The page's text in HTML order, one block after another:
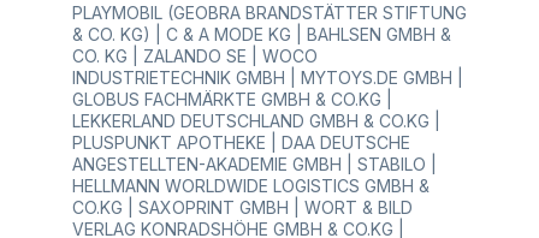
PLAYMOBIL (GEOBRA BRANDSTÄTTER STIFTUNG
& CO. KG) | C & A MODE KG | BAHLSEN GMBH &
CO. KG | ZALANDO SE | WOCO
INDUSTRIETECHNIK GMBH | MYTOYS.DE GMBH |
GLOBUS FACHMÄRKTE GMBH & CO.KG |
LEKKERLAND DEUTSCHLAND GMBH & CO.KG |
PLUSPUNKT APOTHEKE | DAA DEUTSCHE
ANGESTELLTEN-AKADEMIE GMBH | STABILO |
HELLMANN WORLDWIDE LOGISTICS GMBH &
CO.KG | SAXOPRINT GMBH | WORT & BILD
VERLAG KONRADSHÖHE GMBH & CO.KG |